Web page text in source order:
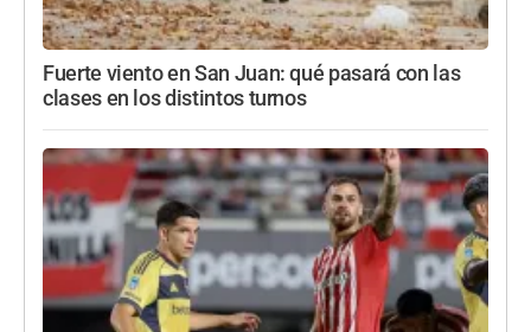
Fuerte viento en San Juan: qué pasará con las
clases en los distintos turnos